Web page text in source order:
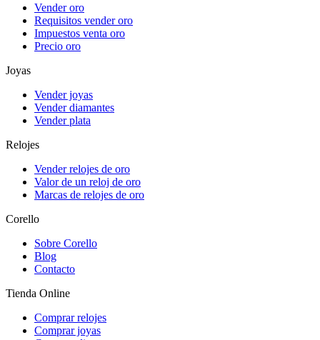
Vender oro
Requisitos vender oro
Impuestos venta oro
Precio oro
Joyas
Vender joyas
Vender diamantes
Vender plata
Relojes
Vender relojes de oro
Valor de un reloj de oro
Marcas de relojes de oro
Corello
Sobre Corello
Blog
Contacto
Tienda Online
Comprar relojes
Comprar joyas